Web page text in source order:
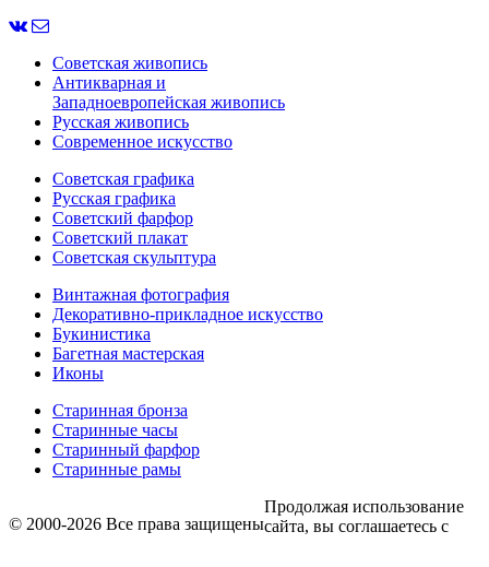
Советская живопись
Антикварная и
Западноевропейская живопись
Русская живопись
Современное искусство
Советская графика
Русская графика
Советский фарфор
Советский плакат
Советская скульптура
Винтажная фотография
Декоративно-прикладное искусство
Букинистика
Багетная мастерская
Иконы
Старинная бронза
Старинные часы
Старинный фарфор
Старинные рамы
© 2000-2026 Все права защищены
Продолжая использование
сайта, вы соглашаетесь с